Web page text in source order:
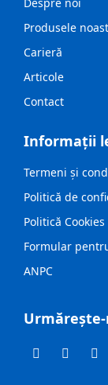
Despre noi
Produsele
Carieră
Articole
Contact
Informații
Termeni și
Politică de
Politică Cookies
Formular
ANPC